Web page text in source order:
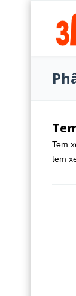
Tem
tem